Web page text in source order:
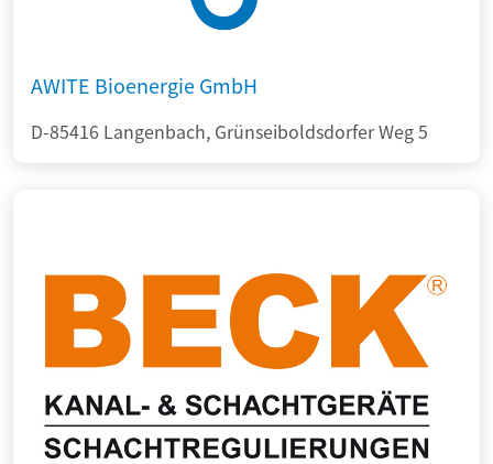
AWITE Bioenergie GmbH
D-85416 Langenbach, Grünseiboldsdorfer Weg 5